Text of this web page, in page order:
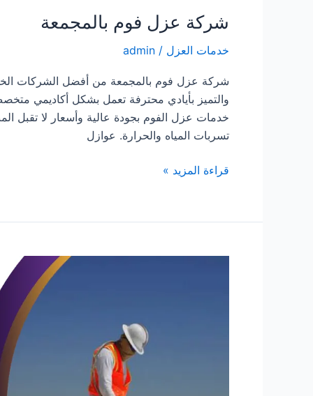
شركة عزل فوم بالمجمعة
خدمات العزل /
admin
شركة عزل فوم بالمجمعة من أفضل الشركات
والتميز بأيادي محترفة تعمل بشكل أكاديمي
خدمات عزل الفوم بجودة عالية وأسعار لا تقبل
تسربات المياه والحرارة. عوازل
شركة
بالمجمعة
قراءة المزيد »